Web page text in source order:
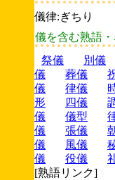
儀律:ぎちり
儀を含む熟語
祭儀
別儀
儀
葬儀
儀
律儀
形
四儀
儀
儀型
儀
張儀
儀
風儀
儀
役儀
[熟語リンク]